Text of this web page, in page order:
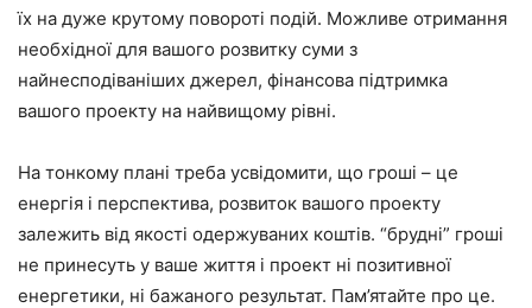
їх на дуже крутому повороті подій. Можливе отримання
необхідної для вашого розвитку суми з
найнесподіваніших джерел, фінансова підтримка
вашого проекту на найвищому рівні.
На тонкому плані треба усвідомити, що гроші – це
енергія і перспектива, розвиток вашого проекту
залежить від якості одержуваних коштів. “брудні” гроші
не принесуть у ваше життя і проект ні позитивної
енергетики, ні бажаного результат. Пам’ятайте про це.